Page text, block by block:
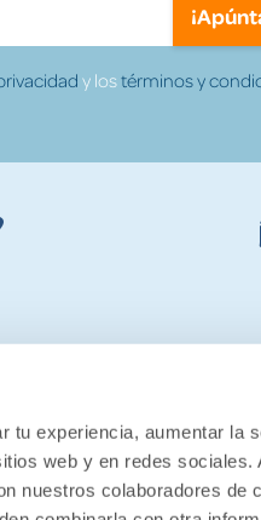
tu experiencia, aumentar la
web y en redes sociales.
nuestros colaboradores de
y lostérminos y